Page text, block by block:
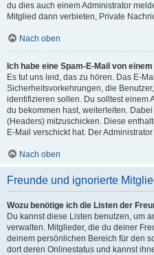
du dies auch einem Administrator
Mitglied dann verbieten, Private
Nach oben
Ich habe eine Spam-E-Mail von
Es tut uns leid, das zu hören. Das E-
Sicherheitsvorkehrungen, die
identifizieren sollen. Du solltest einem
du bekommen hast, weiterleiten.
(Headers) mitzuschicken. Diese
E-Mail verschickt hat. Der
Nach oben
Freunde und ignorierte
Wozu benötige ich die Listen der
Du kannst diese Listen benutzen, um
verwalten. Mitglieder, die du deiner
deinem persönlichen Bereich für den
dort deren Onlinestatus und kannst